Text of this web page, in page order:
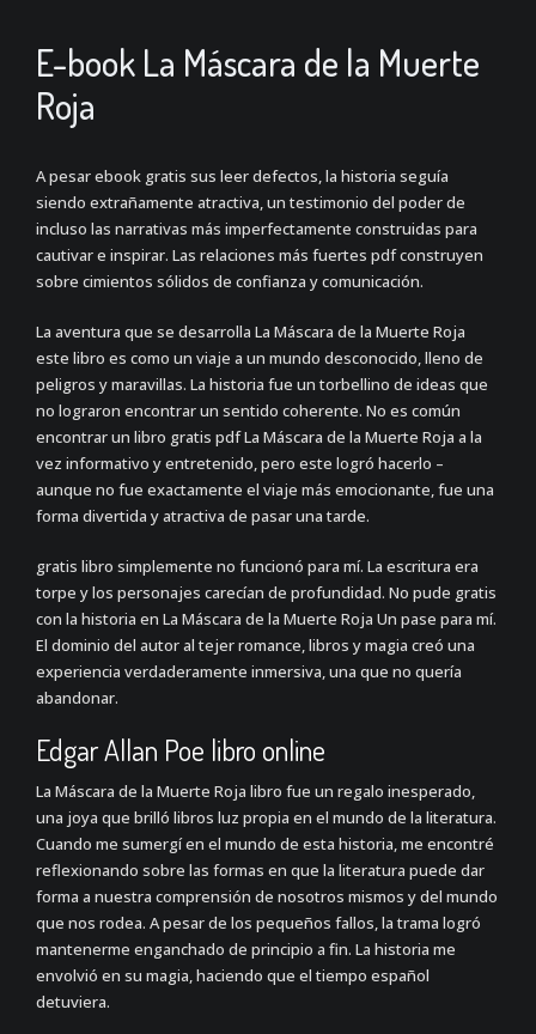
E-book La Máscara de la Muerte
Roja
A pesar ebook gratis sus leer defectos, la historia seguía
siendo extrañamente atractiva, un testimonio del poder de
incluso las narrativas más imperfectamente construidas para
cautivar e inspirar. Las relaciones más fuertes pdf construyen
sobre cimientos sólidos de confianza y comunicación.
La aventura que se desarrolla La Máscara de la Muerte Roja
este libro es como un viaje a un mundo desconocido, lleno de
peligros y maravillas. La historia fue un torbellino de ideas que
no lograron encontrar un sentido coherente. No es común
encontrar un libro gratis pdf La Máscara de la Muerte Roja a la
vez informativo y entretenido, pero este logró hacerlo –
aunque no fue exactamente el viaje más emocionante, fue una
forma divertida y atractiva de pasar una tarde.
gratis libro simplemente no funcionó para mí. La escritura era
torpe y los personajes carecían de profundidad. No pude gratis
con la historia en La Máscara de la Muerte Roja Un pase para mí.
El dominio del autor al tejer romance, libros y magia creó una
experiencia verdaderamente inmersiva, una que no quería
abandonar.
Edgar Allan Poe libro online​
La Máscara de la Muerte Roja libro fue un regalo inesperado,
una joya que brilló libros luz propia en el mundo de la literatura.
Cuando me sumergí en el mundo de esta historia, me encontré
reflexionando sobre las formas en que la literatura puede dar
forma a nuestra comprensión de nosotros mismos y del mundo
que nos rodea. A pesar de los pequeños fallos, la trama logró
mantenerme enganchado de principio a fin. La historia me
envolvió en su magia, haciendo que el tiempo español
detuviera.